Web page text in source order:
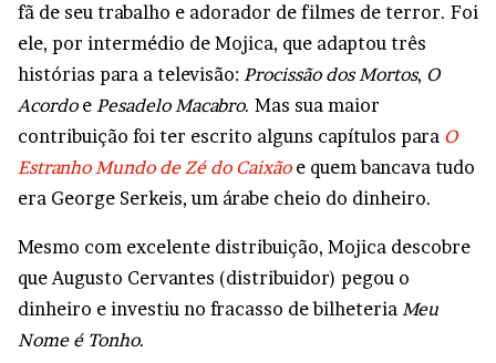
fã de seu trabalho e adorador de filmes de terror. Foi
ele, por intermédio de Mojica, que adaptou três
histórias para a televisão: Procissão dos Mortos, O
Acordoe Pesadelo Macabro. Mas sua maior
contribuição foi ter escrito alguns capítulos para O
Estranho Mundo de Zé do Caixão e quem bancava tudo
era George Serkeis, um árabe cheio do dinheiro.
Mesmo com excelente distribuição, Mojica descobre
que Augusto Cervantes (distribuidor) pegou o
dinheiro e investiu no fracasso de bilheteria Meu
Nome é Tonho.